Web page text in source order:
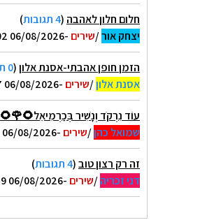
חלום חלון לאהבה (4 תגובות
)
יצחק אור/שירים -06/08/2026 10:02
הזמן חופן אהבתי-אסנת אלון(0 תגובות
אסנת אלון/שירים -06/08/2026 07:27
עוֹד נִרְקֹד וְנָשִׁיר בְּכַרְמִיאֵל🌻🌹🌻
שמואל כהן/שירים -06/08/2026 07:23
זה רק רצון טוב(4 תגובות
)
דני זכריה/שירים -06/08/2026 06:39